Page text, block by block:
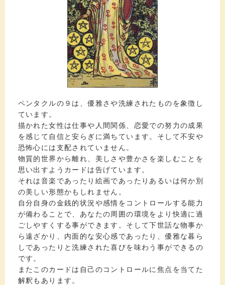
ペンタクルの９は、優雅さや洗練されたものを象徴し
ています。
描かれた女性は仕事や人間関係、恋愛での努力の成果
を感じて自信と安らぎに満ちています。そして不安や
恐怖心には支配されていません。
物質的世界から離れ、美しさや豊かさを楽しむことを
思い出すようカードは告げています。
それは音楽であったり絵画であったりあるいは何か別
の美しい形態かもしれません。
自分自身の金銭的状況や感情をコントロールする能力
が備わることで、あなたの周囲の環境をより快適に過
ごしやすくする事ができます。そして下世話な物事か
ら遠ざかり、内面的な安心感であったり、優雅な暮ら
しであったりと洗練された喜びを味わう事ができるの
です。
またこのカードは自己のコントロールに焦点を当てた
解釈もあります。